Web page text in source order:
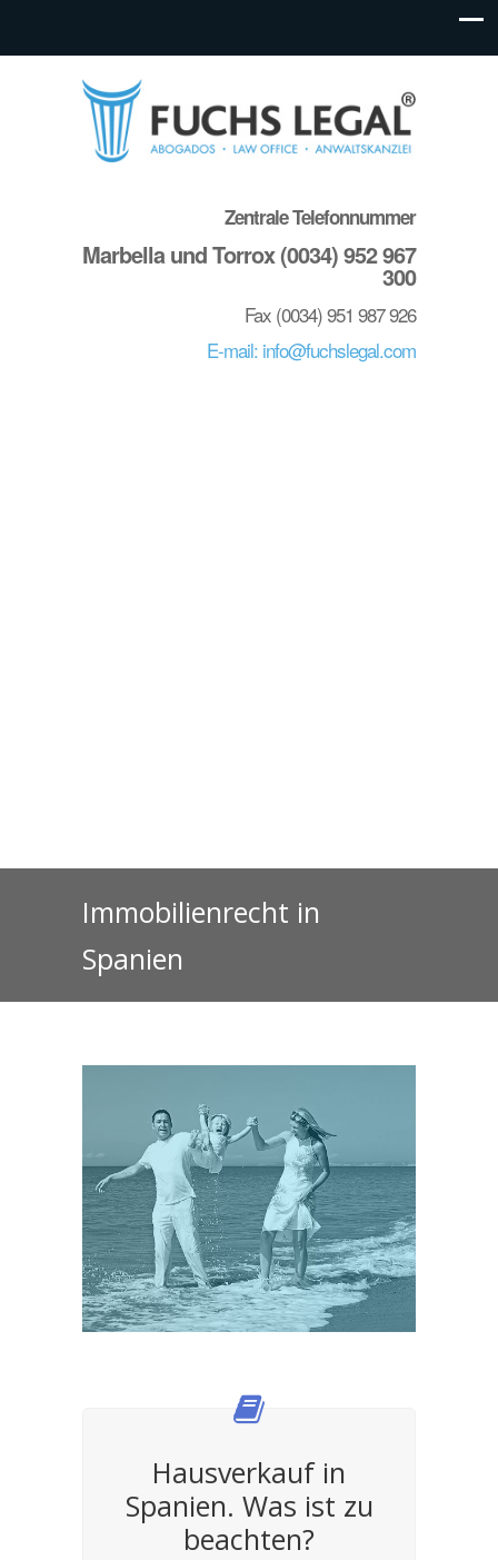
Zentrale Telefonnummer
Marbella und Torrox (0034) 952 967
300
Fax (0034) 951 987 926
E-mail: info@fuchslegal.com
Immobilienrecht in
Spanien
Hausverkauf in
Spanien. Was ist zu
beachten?